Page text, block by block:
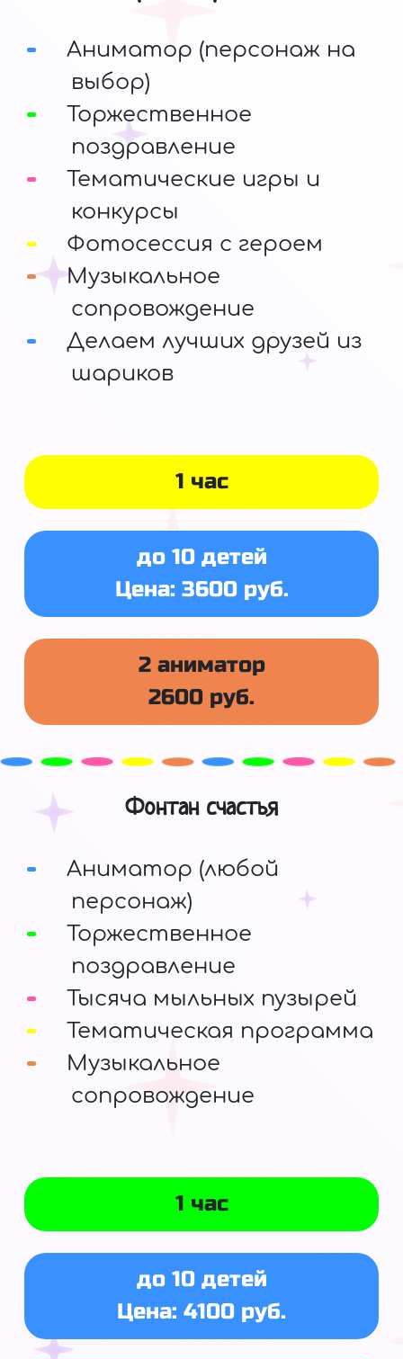
1 час
до 10 детей
Цена: 3600 руб.
2 аниматор
2600 руб.
Аниматор (персонаж на
выбор)
Торжественное
поздравление
Тематические игры и
конкурсы
Фотосессия с героем
Музыкальное
сопровождение
Делаем лучших друзей из
шариков
Фонтан счастья
Аниматор (любой
персонаж)
Торжественное
поздравление
Тысяча мыльных пузырей
Тематическая программа
Музыкальное
сопровождение
1 час
до 10 детей
Цена: 4100 руб.